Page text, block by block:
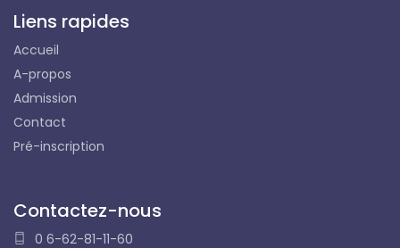
Liens rapides
Accueil
A-propos
Admission
Contact
Pré-inscription
Contactez-nous
0 6-62-81-11-60